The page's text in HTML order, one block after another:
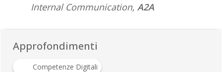
Internal Communication, A2A
Approfondimenti
Competenze Digitali